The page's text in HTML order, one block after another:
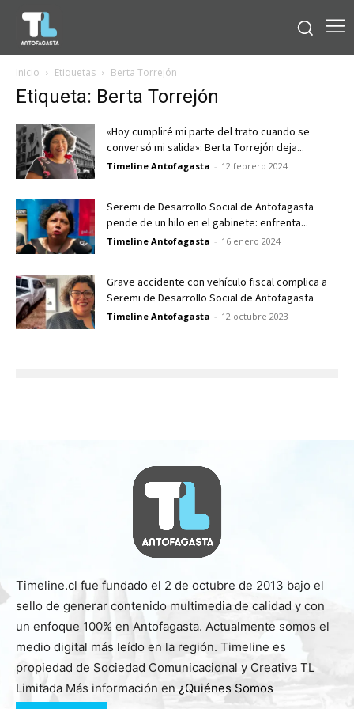
Inicio Etiquetas Berta Torrejón
Etiqueta: Berta Torrejón
«Hoy cumpliré mi parte del trato cuando se
conversó mi salida»: Berta Torrejón deja...
Timeline Antofagasta - 12 febrero 2024
Seremi de Desarrollo Social de Antofagasta
pende de un hilo en el gabinete: enfrenta...
Timeline Antofagasta - 16 enero 2024
Grave accidente con vehículo fiscal complica a
Seremi de Desarrollo Social de Antofagasta
Timeline Antofagasta - 12 octubre 2023
Timeline.cl fue fundado el 2 de octubre de 2013 bajo el
sello de generar contenido multimedia de calidad y con
un enfoque 100% en Antofagasta. Actualmente somos el
medio digital más leído en la región. Timeline es
propiedad de Sociedad Comunicacional y Creativa TL
Limitada Más información en ¿Quiénes Somos